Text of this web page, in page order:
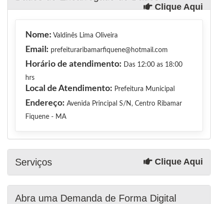
Clique Aqui
Nome: Valdinês Lima Oliveira
Email: prefeituraribamarfiquene@hotmail.com
Horário de atendimento: Das 12:00 as 18:00
hrs
Local de Atendimento: Prefeitura Municipal
Endereço: Avenida Principal S/N, Centro Ribamar
Fiquene - MA
Serviços Clique Aqui
Abra uma Demanda de Forma Digital